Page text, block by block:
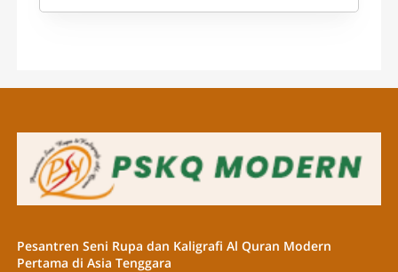
Pesantren Seni Rupa dan Kaligrafi Al Quran Modern
Pertama di Asia Tenggara